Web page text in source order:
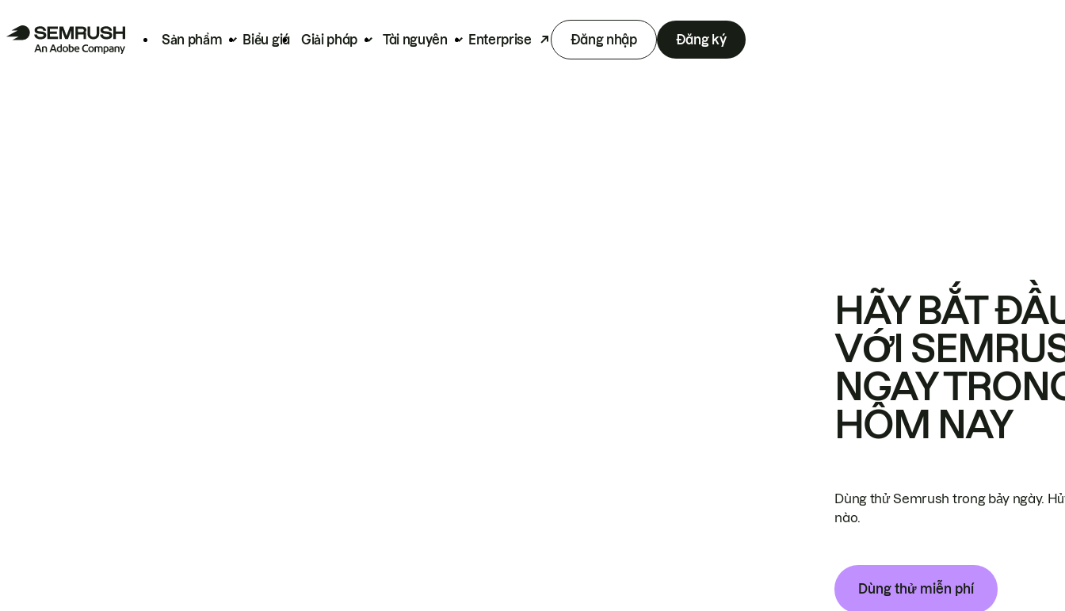
Sản phẩm Biểu giá Giải pháp Tài nguyên Enterprise Đăng nhập Đăng ký
HÃY BẮT
VỚI
NGAY
HÔM NAY
Dùng thử Semrush trong bảy ngày.
nào.
Dùng thử miễn phí